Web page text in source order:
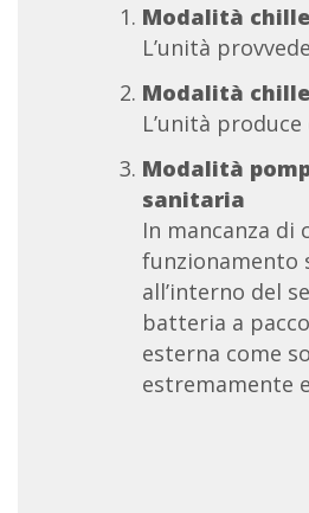
Modalità
L’unità
Modalità
L’unità
Modalità
sanitaria
In mancanza di
funzionamento
all’interno del
batteria a
esterna come
estremamente